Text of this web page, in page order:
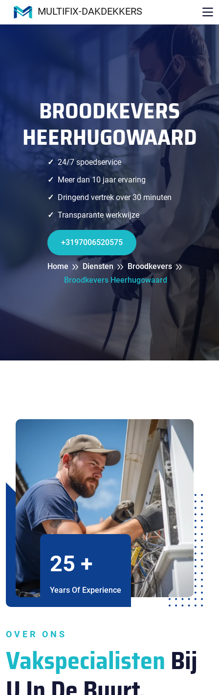
MULTIFIX-DAKDEKKERS
BROODKEVERS
HEERHUGOWAARD
24/7 spoedservice
Meer dan 10 jaar ervaring
Dringend vertrek over 30 minuten
Transparante werkwijze
+3197006520575
Home Diensten
Broodkevers
Broodkevers Heerhugowaard
25 +
Years Of Experience
OVER ONS
Vakspecialisten Bij